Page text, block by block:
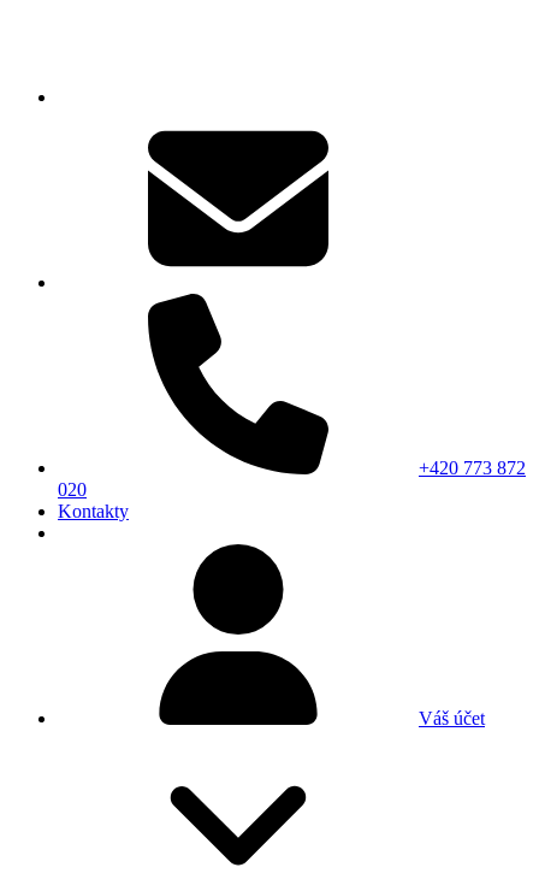
+420 773 872
020
Kontakty
Váš účet